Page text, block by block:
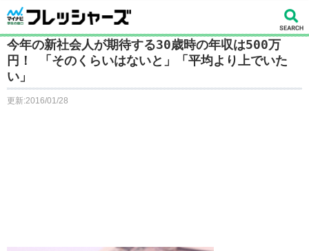
今年の新社会人が期待する30歳時の年収は500万
円！ 「そのくらいはないと」「平均より上でいた
い」
更新:2016/01/28